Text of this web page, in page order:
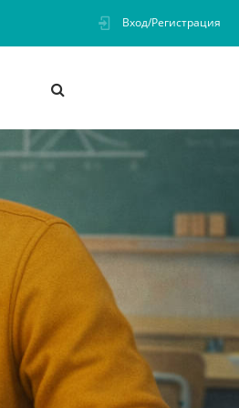
Вход/Регистрация